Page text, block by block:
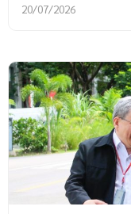
20/07/2026